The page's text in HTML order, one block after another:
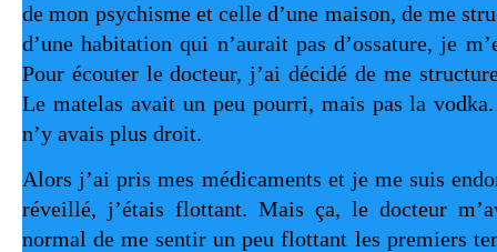
de mon psychisme et celle d’une maison, de me
d’une habitation qui n’aurait pas d’ossature, je
Pour écouter le docteur, j’ai décidé de me
Le matelas avait un peu pourri, mais pas la
n’y avais plus droit.
Alors j’ai pris mes médicaments et je me suis
réveillé, j’étais flottant. Mais ça, le docteur
normal de me sentir un peu flottant les premiers